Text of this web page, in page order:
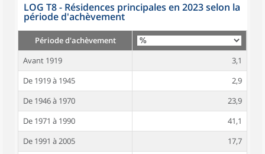
LOG T8 - Résidences principales en 2023 selon la
période d'achèvement
Période d'achèvement
Avant 1919
3,1
De 1919 à 1945
2,9
De 1946 à 1970
23,9
De 1971 à 1990
41,1
De 1991 à 2005
17,7